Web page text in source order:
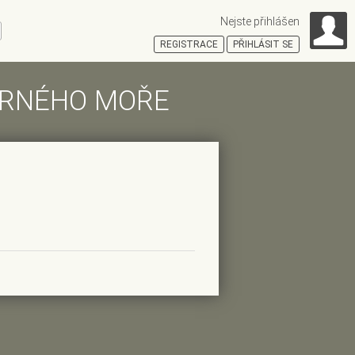
MOŘE
Nejste přihlášen
REGISTRACE PŘIHLÁSIT SE